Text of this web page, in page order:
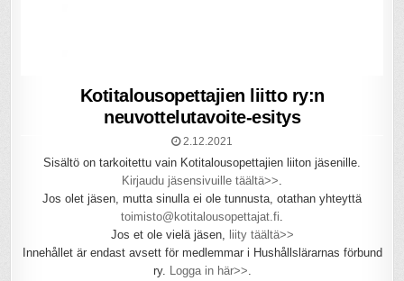
Kotitalousopettajien liitto ry:n
neuvottelutavoite-esitys
2.12.2021
Sisältö on tarkoitettu vain Kotitalousopettajien liiton jäsenille.
Kirjaudu jäsensivuille täältä>>.
Jos olet jäsen, mutta sinulla ei ole tunnusta, otathan yhteyttä
toimisto@kotitalousopettajat.fi.
Jos et ole vielä jäsen, liity täältä>>
Innehållet är endast avsett för medlemmar i Hushållslärarnas förbund
ry. Logga in här>>.